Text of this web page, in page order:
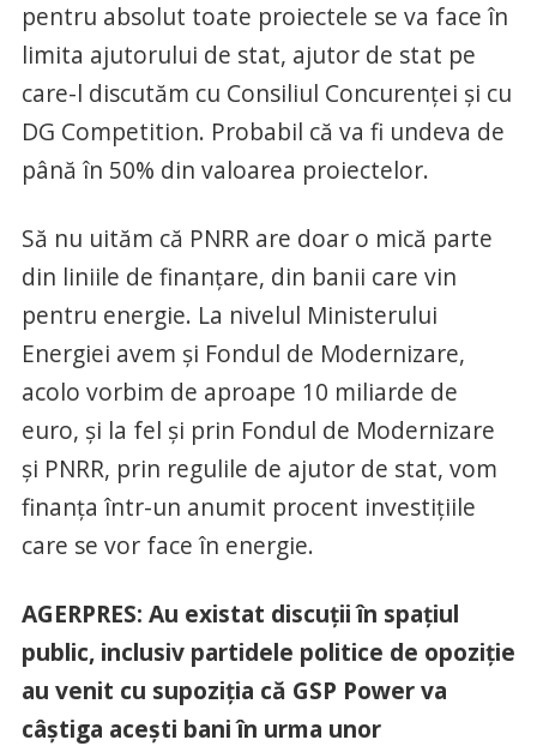
pentru absolut toate proiectele se va face în
limita ajutorului de stat, ajutor de stat pe
care-l discutăm cu Consiliul Concurenţei şi cu
DG Competition. Probabil că va fi undeva de
până în 50% din valoarea proiectelor.
Să nu uităm că PNRR are doar o mică parte
din liniile de finanţare, din banii care vin
pentru energie. La nivelul Ministerului
Energiei avem şi Fondul de Modernizare,
acolo vorbim de aproape 10 miliarde de
euro, şi la fel şi prin Fondul de Modernizare
şi PNRR, prin regulile de ajutor de stat, vom
finanţa într-un anumit procent investiţiile
care se vor face în energie.
AGERPRES: Au existat discuţii în spaţiul
public, inclusiv partidele politice de opoziţie
au venit cu supoziţia că GSP Power va
câştiga aceşti bani în urma unor